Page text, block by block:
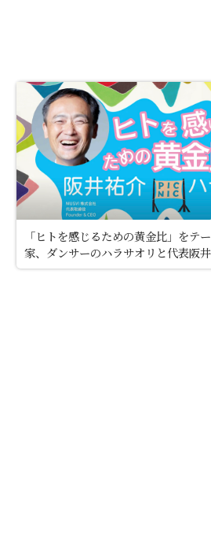
「ヒトを感じるための黄金比」をテ
家、ダンサーのハラサオリと代表阪
談しました（2024年10月12日開催